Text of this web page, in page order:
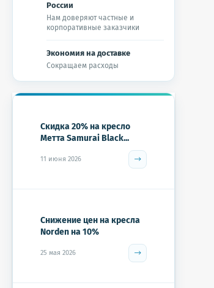
России
Нам доверяют частные и
корпоративные заказчики
Экономия на доставке
Сокращаем расходы
Скидка 20% на кресло
Метта Samurai Black...
11 июня 2026
Снижение цен на кресла
Norden на 10%
25 мая 2026